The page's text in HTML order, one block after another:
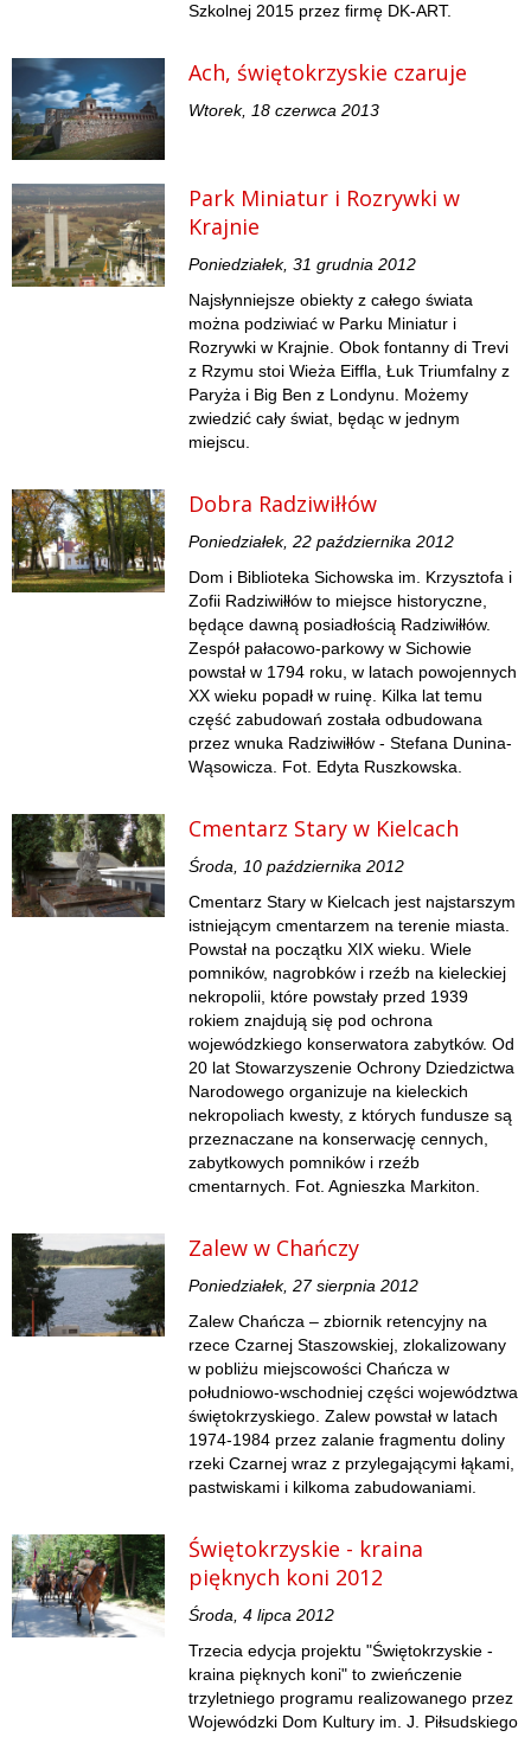
Szkolnej 2015 przez firmę DK-ART.
Ach, świętokrzyskie czaruje
Wtorek, 18 czerwca 2013
Park Miniatur i Rozrywki w
Krajnie
Poniedziałek, 31 grudnia 2012
Najsłynniejsze obiekty z całego świata
można podziwiać w Parku Miniatur i
Rozrywki w Krajnie. Obok fontanny di Trevi
z Rzymu stoi Wieża Eiffla, Łuk Triumfalny z
Paryża i Big Ben z Londynu. Możemy
zwiedzić cały świat, będąc w jednym
miejscu.
Dobra Radziwiłłów
Poniedziałek, 22 października 2012
Dom i Biblioteka Sichowska im. Krzysztofa i
Zofii Radziwiłłów to miejsce historyczne,
będące dawną posiadłością Radziwiłłów.
Zespół pałacowo-parkowy w Sichowie
powstał w 1794 roku, w latach powojennych
XX wieku popadł w ruinę. Kilka lat temu
część zabudowań została odbudowana
przez wnuka Radziwiłłów - Stefana Dunina-
Wąsowicza. Fot. Edyta Ruszkowska.
Cmentarz Stary w Kielcach
Środa, 10 października 2012
Cmentarz Stary w Kielcach jest najstarszym
istniejącym cmentarzem na terenie miasta.
Powstał na początku XIX wieku. Wiele
pomników, nagrobków i rzeźb na kieleckiej
nekropolii, które powstały przed 1939
rokiem znajdują się pod ochrona
wojewódzkiego konserwatora zabytków. Od
20 lat Stowarzyszenie Ochrony Dziedzictwa
Narodowego organizuje na kieleckich
nekropoliach kwesty, z których fundusze są
przeznaczane na konserwację cennych,
zabytkowych pomników i rzeźb
cmentarnych. Fot. Agnieszka Markiton.
Zalew w Chańczy
Poniedziałek, 27 sierpnia 2012
Zalew Chańcza – zbiornik retencyjny na
rzece Czarnej Staszowskiej, zlokalizowany
w pobliżu miejscowości Chańcza w
południowo-wschodniej części województwa
świętokrzyskiego. Zalew powstał w latach
1974-1984 przez zalanie fragmentu doliny
rzeki Czarnej wraz z przylegającymi łąkami,
pastwiskami i kilkoma zabudowaniami.
Świętokrzyskie - kraina
pięknych koni 2012
Środa, 4 lipca 2012
Trzecia edycja projektu "Świętokrzyskie -
kraina pięknych koni" to zwieńczenie
trzyletniego programu realizowanego przez
Wojewódzki Dom Kultury im. J. Piłsudskiego